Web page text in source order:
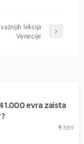
lekcija
Venecije
evra zaista
889